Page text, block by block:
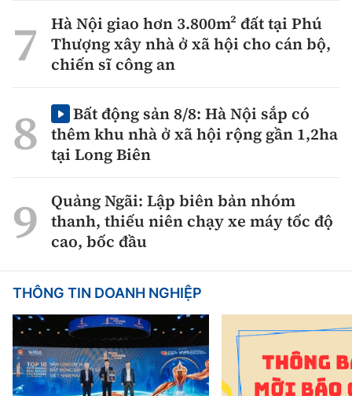
Hà Nội giao hơn 3.800m² đất tại Phú
Thượng xây nhà ở xã hội cho cán bộ,
chiến sĩ công an
Bất động sản 8/8: Hà Nội sắp có
thêm khu nhà ở xã hội rộng gần 1,2ha
tại Long Biên
Quảng Ngãi: Lập biên bản nhóm
thanh, thiếu niên chạy xe máy tốc độ
cao, bốc đầu
THÔNG TIN DOANH NGHIỆP